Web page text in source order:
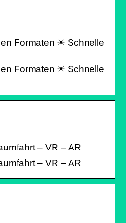
Formaten ☀ Schnelle
Formaten ☀ Schnelle
– ‪VR‬ – ‪AR‬
– VR – AR